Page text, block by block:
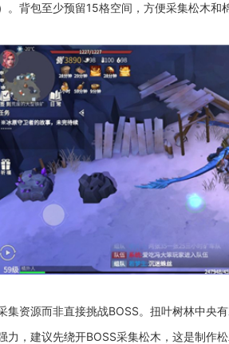
。背包至少预留15格空间，方便采集松木和
集资源而非直接挑战BOSS。扭叶树林中央
力，建议先绕开BOSS采集松木，这是制作